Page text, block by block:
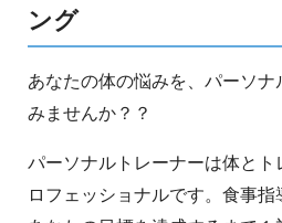
ング
あなたの体の悩みを、パーソナ
みませんか？？
パーソナルトレーナーは体と
ロフェッショナルです。食事指